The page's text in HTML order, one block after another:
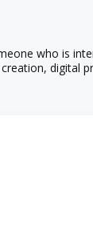
who is
digital